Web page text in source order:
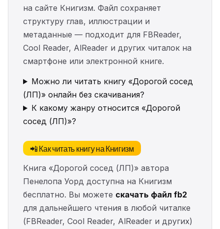
на сайте Книгизм. Файл сохраняет
структуру глав, иллюстрации и
метаданные — подходит для FBReader,
Cool Reader, AlReader и других читалок на
смартфоне или электронной книге.
Можно ли читать книгу «Дорогой сосед
(ЛП)» онлайн без скачивания?
К какому жанру относится «Дорогой
сосед (ЛП)»?
📲 Как читать книгу на Книгизм
Книга «Дорогой сосед (ЛП)» автора
Пенелопа Уорд доступна на Книгизм
бесплатно. Вы можете скачать файл fb2
для дальнейшего чтения в любой читалке
(FBReader, Cool Reader, AlReader и других)